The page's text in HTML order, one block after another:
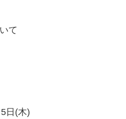
て
日(木)